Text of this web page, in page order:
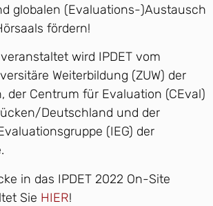
globalen (Evaluations-)Austausch
fördern!
wird IPDET vom
Weiterbildung (ZUW) der
der Centrum für Evaluation (CEval)
Deutschland und der
(IEG) der
in das IPDET 2022 On-Site
Sie HIER!